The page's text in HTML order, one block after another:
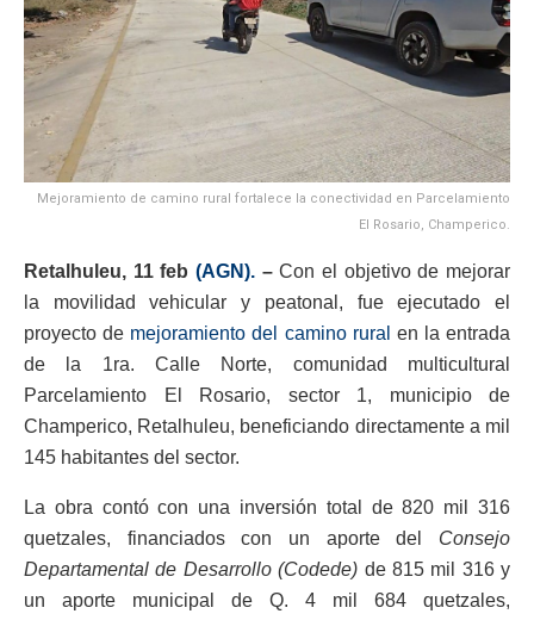
Mejoramiento de camino rural fortalece la conectividad en Parcelamiento
El Rosario, Champerico.
Retalhuleu, 11 feb (AGN). –Con el objetivo de mejorar
la movilidad vehicular y peatonal, fue ejecutado el
proyecto de mejoramiento del camino rural en la entrada
de la 1ra. Calle Norte, comunidad multicultural
Parcelamiento El Rosario, sector 1, municipio de
Champerico, Retalhuleu, beneficiando directamente a mil
145 habitantes del sector.
La obra contó con una inversión total de 820 mil 316
quetzales, financiados con un aporte del Consejo
Departamental de Desarrollo (Codede) de 815 mil 316 y
un aporte municipal de Q. 4 mil 684 quetzales,